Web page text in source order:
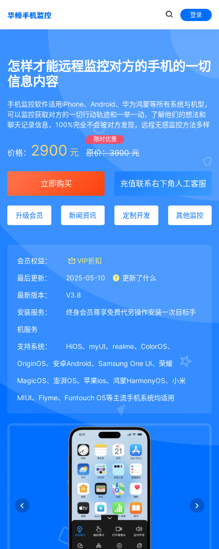
登录
怎样才能远程监控对方的手机的一切
信息内容
手机监控软件适用iPhone、Android、华为鸿蒙等所有系统与机型，
可以监控获取对方的一切行动轨迹和一举一动，了解他们的想法和
聊天记录信息，100%完全不会被对方发现，远程无感监控方法多样
价格： 2900 元
限时优惠
原价：3900 元
立即购买 充值联系右下角人工客服
升级会员 新闻资讯 定制开发 其他监控
会员权益： VIP折扣
最后更新： 2025-05-10 更新了什么
最新版本： V3.8
安装服务： 终身会员尊享免费代劳操作安装一次目标手
机服务
支持系统： HiOS、myUI、realme、ColorOS、
OriginOS、安卓Android、Samsung One UI、荣耀
MagicOS、澎湃OS、苹果ios、鸿蒙HarmonyOS、小米
MIUI、Flyme、Funtouch OS等主流手机系统均适用